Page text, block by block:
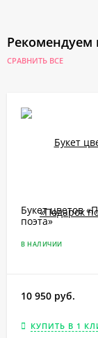
Рекомендуем
СРАВНИТЬ ВСЕ
Букет цветов
поэта»
В НАЛИЧИИ
10 950 руб.
КУПИТЬ В 1